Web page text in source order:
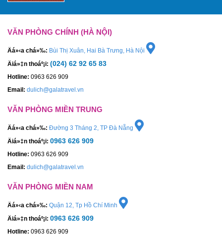
VĂN PHÒNG CHÍNH (HÀ NỘI)
Äá»‹a chá»‰: Bùi Thị Xuân, Hai Bà Trưng, Hà Nội
Äiá»‡n thoáº¡i: (024) 62 92 65 83
Hotline: 0963 626 909
Email: dulich@galatravel.vn
VĂN PHÒNG MIỀN TRUNG
Äá»‹a chá»‰: Đường 3 Tháng 2, TP Đà Nẵng
Äiá»‡n thoáº¡i: 0963 626 909
Hotline: 0963 626 909
Email: dulich@galatravel.vn
VĂN PHÒNG MIỀN NAM
Äá»‹a chá»‰: Quận 12, Tp Hồ Chí Minh
Äiá»‡n thoáº¡i: 0963 626 909
Hotline: 0963 626 909